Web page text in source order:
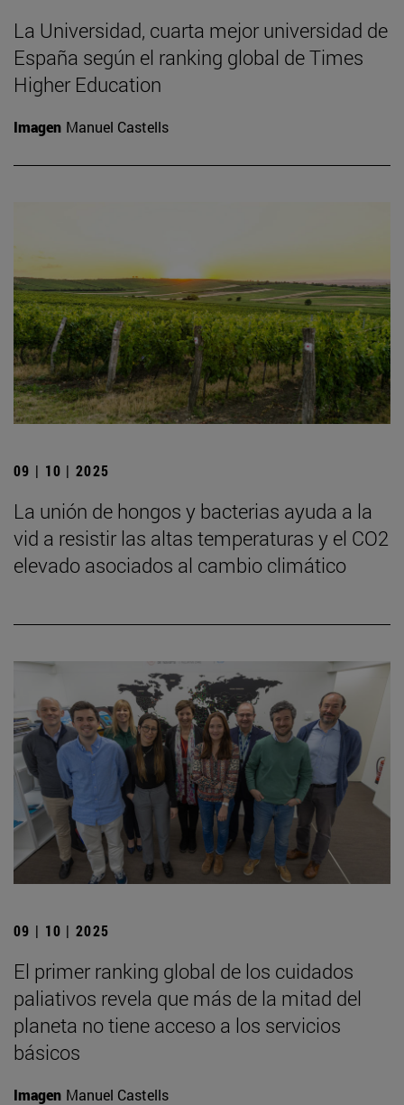
La Universidad, cuarta mejor universidad de
España según el ranking global de Times
Higher Education
Imagen Manuel Castells
09 | 10 | 2025
La unión de hongos y bacterias ayuda a la
vid a resistir las altas temperaturas y el CO2
elevado asociados al cambio climático
09 | 10 | 2025
El primer ranking global de los cuidados
paliativos revela que más de la mitad del
planeta no tiene acceso a los servicios
básicos
Imagen Manuel Castells